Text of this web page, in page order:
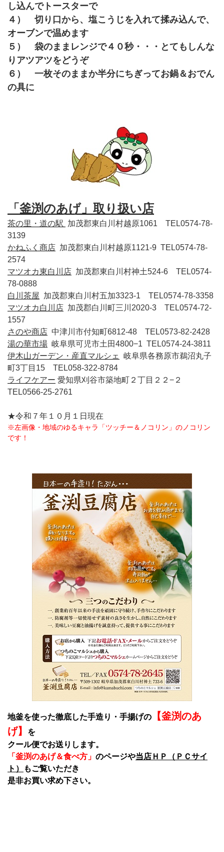
し込んでトースターで
４） 切り口から、塩こうじを入れて揉み込んで、
オーブンで温めます
５） 袋のままレンジで４０秒・・・とてもしんな
りアツアツをどうぞ
６） 一枚そのままか半分にちぎってお鍋＆おでん
の具に
「釜渕のあげ」取り扱い店
茶の里・道の駅 加茂郡東白川村越原1061 TEL0574-78-
3139
かねふく商店 加茂郡東白川村越原1121-9 TEL0574-78-
2574
マツオカ東白川店 加茂郡東白川村神土524-6 TEL0574-
78-0888
白川茶屋 加茂郡東白川村五加3323-1 TEL0574-78-3358
マツオカ白川店 加茂郡白川町三川2020-3 TEL0574-72-
1557
さのや商店 中津川市付知町6812-48 TEL0573-82-2428
湯の華市場 岐阜県可児市土田4800−1 TEL0574-24-3811
伊木山ガーデン・産直マルシェ
岐阜県各務原市鵜沼丸子
町3丁目15 TEL058-322-8784
ライフケアー 愛知県刈谷市築地町２丁目２２−２
TEL0566-25-2761
★令和７年１０月１日現在
※左画像・地域のゆるキャラ「ツッチー＆ノコリン」のノコリン
です！
地釜を使った徹底した手造り・手揚げの
【釜渕のあ
げ】
を
クール便でお送りします。
「釜渕のあげ＆食べ方」 のページや当店ＨＰ（ＰＣサイ
ト）
もご覧いただき
是非お買い求め下さい。